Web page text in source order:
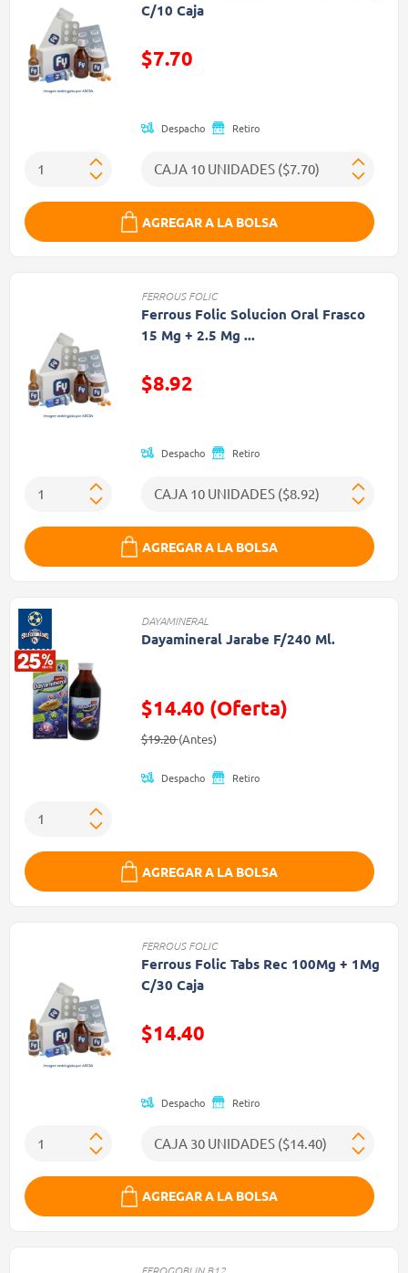
C/10 Caja
$7.70
Despacho Retiro
AGREGAR A LA BOLSA
FERROUS FOLIC
Ferrous Folic Solucion Oral Frasco
15 Mg + 2.5 Mg ...
$8.92
Despacho Retiro
AGREGAR A LA BOLSA
DAYAMINERAL
Dayamineral Jarabe F/240 Ml.
$14.40 (Oferta)
Precio reducido de
$19.20(Antes)(Oferta)
Despacho Retiro
AGREGAR A LA BOLSA
FERROUS FOLIC
Ferrous Folic Tabs Rec 100Mg + 1Mg
C/30 Caja
$14.40
Despacho Retiro
AGREGAR A LA BOLSA